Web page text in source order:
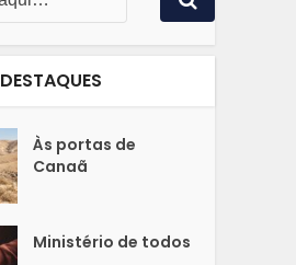
DESTAQUES
Às portas de
Canaã
Ministério de todos